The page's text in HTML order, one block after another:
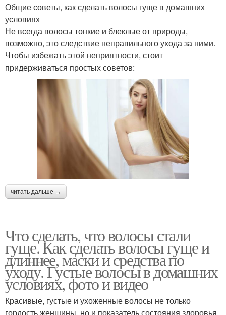
Общие советы, как сделать волосы гуще в домашних
условиях
Не всегда волосы тонкие и блеклые от природы,
возможно, это следствие неправильного ухода за ними.
Чтобы избежать этой неприятности, стоит
придерживаться простых советов:
читать дальше →
Что сделать, что волосы стали
гуще. Как сделать волосы гуще и
длиннее, маски и средства по
уходу. Густые волосы в домашних
условиях, фото и видео
Красивые, густые и ухоженные волосы не только
гордость женщины, но и показатель состояния здоровья.